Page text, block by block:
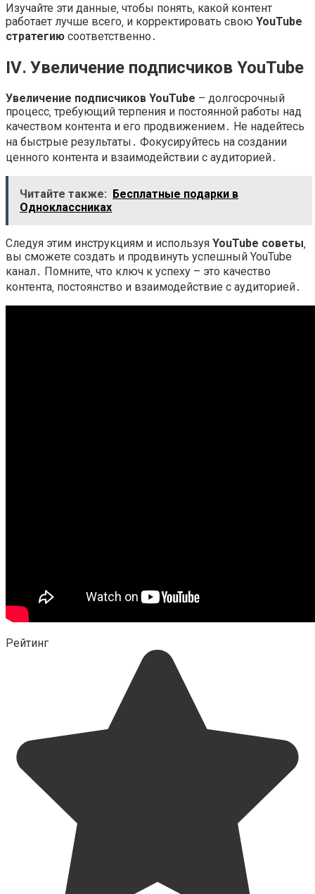
Изучайте эти данные‚ чтобы понять‚ какой контент
работает лучше всего‚ и корректировать свою YouTube
стратегию соответственно․
IV․ Увеличение подписчиков YouTube
Увеличение подписчиков YouTube – долгосрочный
процесс‚ требующий терпения и постоянной работы над
качеством контента и его продвижением․ Не надейтесь
на быстрые результаты․ Фокусируйтесь на создании
ценного контента и взаимодействии с аудиторией․
Читайте также: Бесплатные подарки в
Одноклассниках
Следуя этим инструкциям и используя YouTube советы‚
вы сможете создать и продвинуть успешный YouTube
канал․ Помните‚ что ключ к успеху – это качество
контента‚ постоянство и взаимодействие с аудиторией․
Рейтинг